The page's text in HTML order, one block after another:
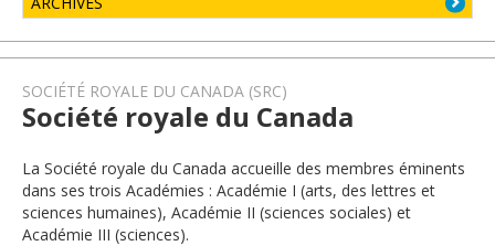
SOCIÉTÉ ROYALE DU CANADA (SRC)
Société royale du Canada
La Société royale du Canada accueille des membres éminents
dans ses trois Académies : Académie I (arts, des lettres et
sciences humaines), Académie II (sciences sociales) et
Académie III (sciences).